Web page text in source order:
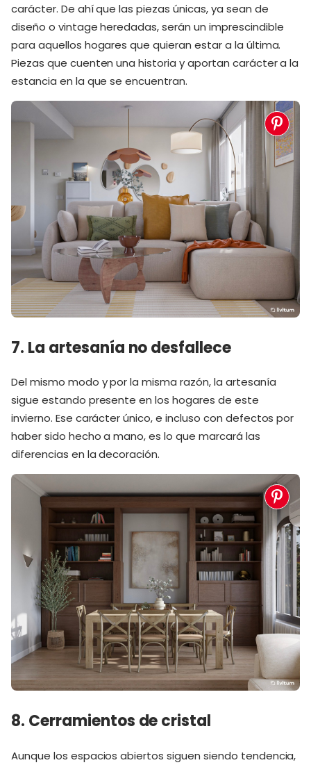
carácter. De ahí que las piezas únicas, ya sean de
diseño o vintage heredadas, serán un imprescindible
para aquellos hogares que quieran estar a la última.
Piezas que cuenten una historia y aportan carácter a la
estancia en la que se encuentran.
7. La artesanía no desfallece
Del mismo modo y por la misma razón, la artesanía
sigue estando presente en los hogares de este
invierno. Ese carácter único, e incluso con defectos por
haber sido hecho a mano, es lo que marcará las
diferencias en la decoración.
8. Cerramientos de cristal
Aunque los espacios abiertos siguen siendo tendencia,